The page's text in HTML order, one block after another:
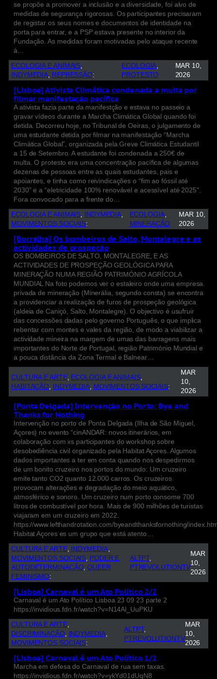
se propõe a promover a inclusão e a diversidade, foi alvo de
medidas de segurança rigorosas. Os participantes precisaram
de registar os seus nomes e documentos de identidade na
porta para entrar, e a PSP estava presente no interior da
Fundação. As medidas foram motivadas pelo ataque recente
à…
ECOLOGIA E ANIMAIS
INDYMEDIA, REPRESSÃO:
ECOLOGIA
PROTESTO
MAR 10,
2026
[Lisboa] Ativista Climática condenada a multa por
filmar manifestação pacífica
A ativista fazia parte da manifestção e estava no passeio a
gravar vídeos durante a Marcha Climática Global quando foi
detida. Decorreu hoje, no Tribunal de Oeiras, o julgamento de
uma estudante detida por filmar na manifestação “Marcha
Climática Global”, organizada pela Greve Climática Estudantil
a 15 de Setembro. A estudante foi condenada a 250€ de
multa. O protesto era uma concentração pacífica de algumas
dezenas de pessoas entre as quais estudantes, pais e
apoiantes, e tinha como reivindicações o “fim ao fóssil até
2030” e a “eletricidade 100% renovável e acessível até 2025”.
Fora convocado para a frente do…
ECOLOGIA E ANIMAIS, INDYMEDIA
MOVIMENTOS SOCIAIS:
ECOLOGIA
MINERAÇÃO
MAR 10,
2026
[Borralha] Os bombeiros de Salto, Montalegre e as
actividades de prospeção
OS BOMBEIROS DE SALTO, MONTALEGRE, E AS
ACTIVIDADES DE PROSPEÇÃO GEOLÓGICA PARA
MINERAÇÃO NUMA REGIÃO PATRIMÓNIO AGRÍCOLA
MUNDIAL Na foto podemos ver o estaleiro onde uma empresa
privada de mineração (Minerália, segundo consta) se encontra
a providenciar a realização de furos de prospeção geológica
(aldeia de Caniçó, Salto, Montalegre). O objectivo é usufruir
das concessões dadas pelo governo Português, o que implica
rebentar com montes e vales da região, de modo a viabilizar a
actividade mineira na margem de umas das barragens mais
importantes do Norte de Portugal, região Património Mundial e
a pouca distância da Zona Termal e Balnear…
CULTURA E ARTE, ECOLOGIA E ANIMAIS
HABITAÇÃO
INDYMEDIA MOVIMENTOS SOCIAIS:
MAR
10,
2026
[Ponta Delgada] Intervenção no Porto: Bye and
Thanks for Nothing
Intervenção no porto de Ponta Delgada (Ilha de São Miguel,
Açores) no evento “cinANDAR: novos itinerários, em
colaboração com xs participantes do workshop sobre
desobediência civil organizado pela Habitat Açores. Algumos
dados importantes a ter em conta quando nos despedirmos
de um bonito cruzeiro nos portos do mundo: Um cruzeiro
emite tanto CO2 quanto 12.000 carros. Os cruzeiros
provocam alterações e degradação do meio aquático,
atmosférico e sonoro. Um cruzeiro num porto consome 700
litros de combustível por hora. Mais de 900 milhões de turistas
viajaram em um cruzeiro em 2022.
https://www.lefthandrotation.com/byeandthanksfornothing/
Habitat Açores es um grupo que está atento…
CULTURA E ARTE, INDYMEDIA
MOVIMENTOS SOCIAIS, PODER E
AUTODETERMINAÇÃO, QUEER
FEMINISMO:
ALTPT
PTREVOLUTIONTV
MAR
10,
2026
[Lisboa] Carnaval é um Ato Político 2/2
Carnaval é um Ato Político Lisboa 23 09 23 parte 2
https://invidious.fdn.fr/watch?v=N14Al_UuPKU
CULTURA E ARTE
DISCRIMINAÇÃO, INDYMEDIA
MOVIMENTOS SOCIAIS:
ALTPT
PTREVOLUTIONTV
MAR
10,
2026
[Lisboa] Carnaval é um Ato Político 1/2
Marcha em defesa do Carnaval de rua sem taxas.
https://invidious.fdn.fr/watch?v=ykYd01dUqN8